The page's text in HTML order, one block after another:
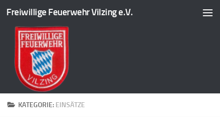
Zum Inhalt springen
Freiwillige Feuerwehr Vilzing e.V.
KATEGORIE: EINSÄTZE